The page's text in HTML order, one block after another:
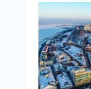
Экономика